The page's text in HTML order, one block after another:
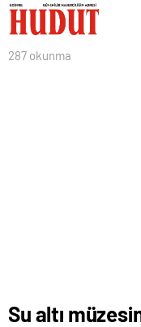
287 okunma
Su altı